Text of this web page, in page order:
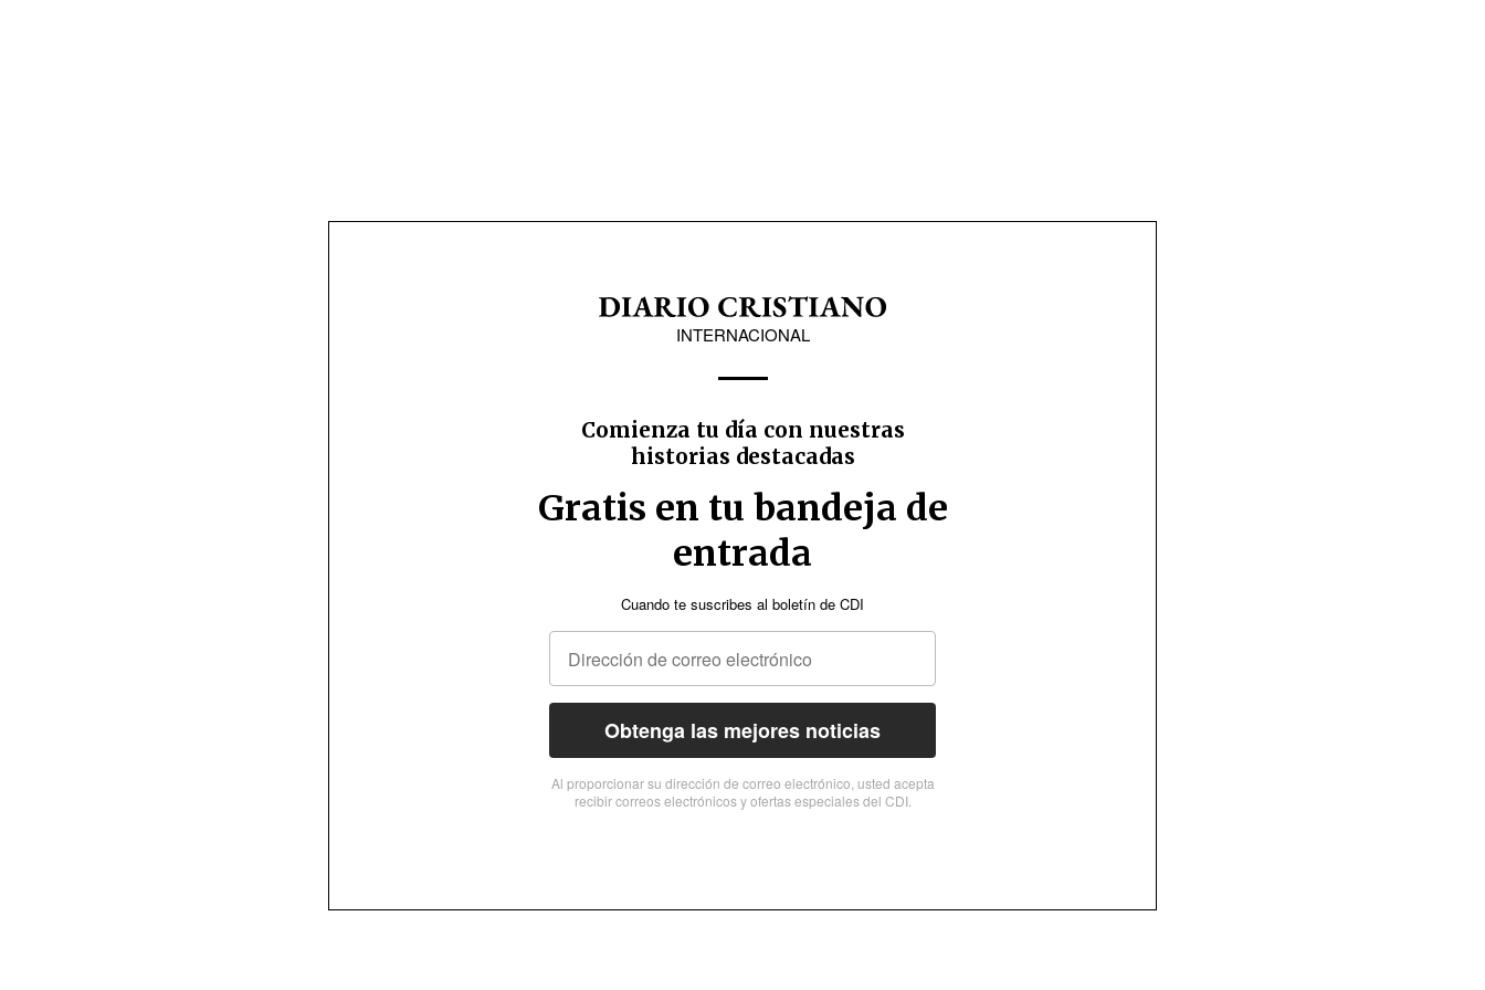
INTERNACIONAL
Comienza tu día con nuestras
historias destacadas
Gratis en tu bandeja de
entrada
Cuando te suscribes al boletín de CDI
Obtenga las mejores noticias
Al proporcionar su dirección de correo electrónico, usted acepta
recibir correos electrónicos y ofertas especiales del CDI.